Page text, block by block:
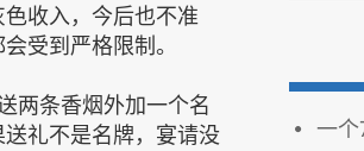
收入，今后也不准
受到严格限制。
两条香烟外加一个名
礼不是名牌，宴请没
一